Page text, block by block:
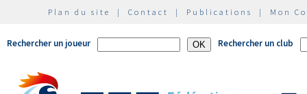
Plan du site | Contact | Publications | Mon
Rechercher un joueur Rechercher un club